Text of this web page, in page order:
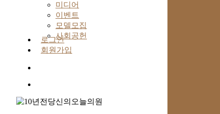
미디어
이벤트
모델모집
사회공헌
로그인
회원가입